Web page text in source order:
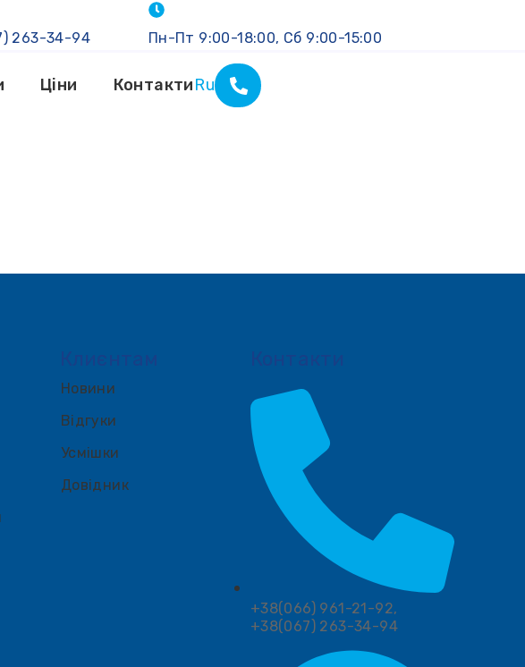
263-34-94 Пн-Пт 9:00-18:00, Сб 9:00-15:00
Ціни КонтактиRu
Клиєнтам
Новини
Відгуки
Усмішки
Довідник
Контакти
+38(066) 961-21-92,
+38(067) 263-34-94